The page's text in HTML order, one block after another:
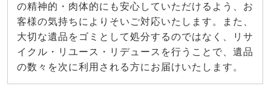
の精神的・肉体的にも安心していただけるよう、お
客様の気持ちによりそいご対応いたします。また、
大切な遺品をゴミとして処分するのではなく、リサ
イクル・リユース・リデュースを行うことで、遺品
の数々を次に利用される方にお届けいたします。